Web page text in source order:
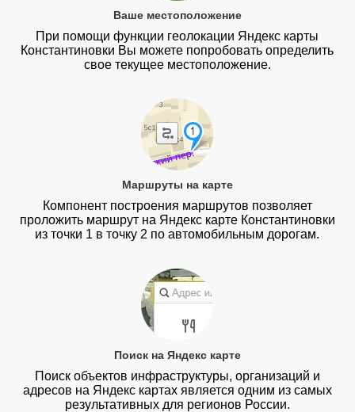
Ваше местоположение
При помощи функции геолокации Яндекс карты
Константиновки Вы можете попробовать определить
свое текущее местоположение.
Маршруты на карте
Компонент построения маршрутов позволяет
проложить маршрут на Яндекс карте Константиновки
из точки 1 в точку 2 по автомобильным дорогам.
Поиск на Яндекс карте
Поиск объектов инфраструктуры, организаций и
адресов на Яндекс картах является одним из самых
результативных для регионов России.